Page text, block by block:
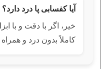
آیا کفسابی پا درد دارد؟
خیر، اگر با دقت و با
کاملاً بدون درد و